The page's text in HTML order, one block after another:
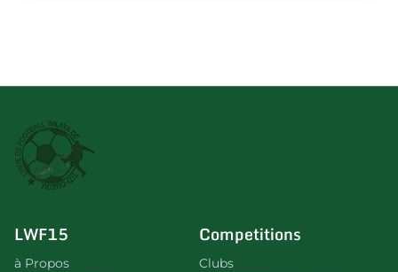
LWF15
à Propos
Competitions
Clubs